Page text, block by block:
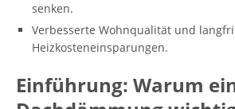
senken.
Verbesserte Wohnqualität und
Heizkosteneinsparungen.
Einführung: Warum